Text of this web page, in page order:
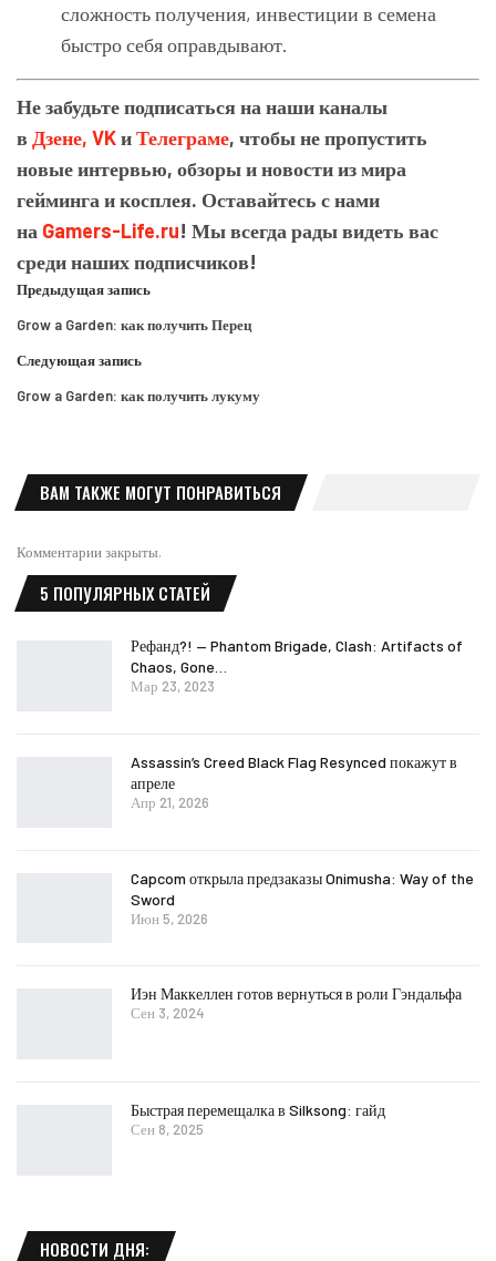
сложность получения, инвестиции в семена
быстро себя оправдывают.
Не забудьте подписаться на наши каналы
в Дзене, VKиТелеграме, чтобы не пропустить
новые интервью, обзоры и новости из мира
гейминга и косплея. Оставайтесь с нами
на Gamers-Life.ru! Мы всегда рады видеть вас
среди наших подписчиков!
Предыдущая запись
Grow a Garden: как получить Перец
Следующая запись
Grow a Garden: как получить лукуму
ВАМ ТАКЖЕ МОГУТ ПОНРАВИТЬСЯ
Комментарии закрыты.
5 ПОПУЛЯРНЫХ СТАТЕЙ
Рефанд?! — Phantom Brigade, Clash: Artifacts of
Chaos, Gone…
Мар 23, 2023
Assassin’s Creed Black Flag Resynced покажут в
апреле
Апр 21, 2026
Capcom открыла предзаказы Onimusha: Way of the
Sword
Июн 5, 2026
Иэн Маккеллен готов вернуться в роли Гэндальфа
Сен 3, 2024
Быстрая перемещалка в Silksong: гайд
Сен 8, 2025
НОВОСТИ ДНЯ: